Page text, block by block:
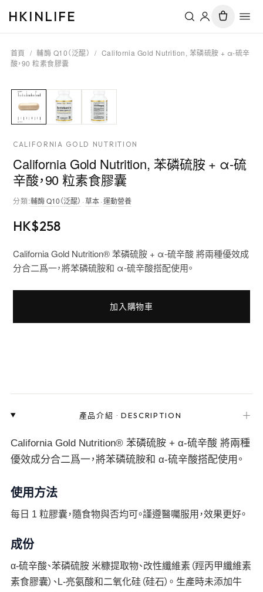
HKINLIFE
首頁 / 輔酶 Q10（泛醌） / California Gold Nutrition, 苯磷硫胺 + α-硫辛
酸，90 粒素食膠囊
CALIFORNIA GOLD NUTRITION
California Gold Nutrition, 苯磷硫胺 + α-硫
辛酸，90 粒素食膠囊
分類:輔酶 Q10（泛醌） ·草本·運動營養
HK$258
California Gold Nutrition® 苯磷硫胺 + α-硫辛酸 將兩種優效成
分合二爲一，將苯磷硫胺和 α-硫辛酸搭配使用。
加入購物車
產品介紹 ·DESCRIPTION ＋
California Gold Nutrition® 苯磷硫胺 + α-硫辛酸 將兩種
優效成分合二爲一，將苯磷硫胺和 α-硫辛酸搭配使用。
使用方法
每日 1 粒膠囊，隨食物與否均可。謹遵醫囑服用，效果更好。
成份
α-硫辛酸、苯磷硫胺 米糠提取物、改性纖維素（羥丙甲纖維素
素食膠囊）、L-亮氨酸和二氧化硅（硅石）。 生產時未添加牛